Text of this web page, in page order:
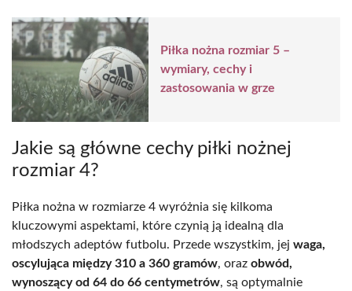
Piłka nożna rozmiar 5 –
wymiary, cechy i
zastosowania w grze
Jakie są główne cechy piłki nożnej
rozmiar 4?
Piłka nożna w rozmiarze 4 wyróżnia się kilkoma
kluczowymi aspektami, które czynią ją idealną dla
młodszych adeptów futbolu. Przede wszystkim, jej waga,
oscylująca między 310 a 360 gramów, oraz obwód,
wynoszący od 64 do 66 centymetrów, są optymalnie